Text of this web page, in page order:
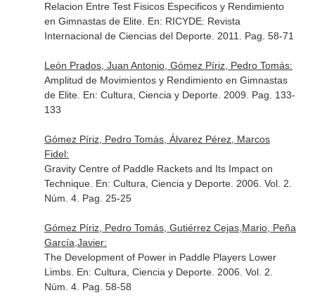
Relacion Entre Test Fisicos Especificos y Rendimiento
en Gimnastas de Elite. En: RICYDE: Revista
Internacional de Ciencias del Deporte. 2011. Pag. 58-71
León Prados, Juan Antonio, Gómez Píriz, Pedro Tomás:
Amplitud de Movimientos y Rendimiento en Gimnastas
de Elite. En: Cultura, Ciencia y Deporte. 2009. Pag. 133-
133
Gómez Píriz, Pedro Tomás, Álvarez Pérez, Marcos
Fidel:
Gravity Centre of Paddle Rackets and Its Impact on
Technique. En: Cultura, Ciencia y Deporte. 2006. Vol. 2.
Núm. 4. Pag. 25-25
Gómez Píriz, Pedro Tomás, Gutiérrez Cejas,Mario, Peña
García,Javier:
The Development of Power in Paddle Players Lower
Limbs. En: Cultura, Ciencia y Deporte. 2006. Vol. 2.
Núm. 4. Pag. 58-58